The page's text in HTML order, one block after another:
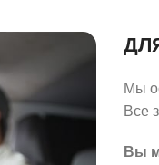
Мы
Все
Вы